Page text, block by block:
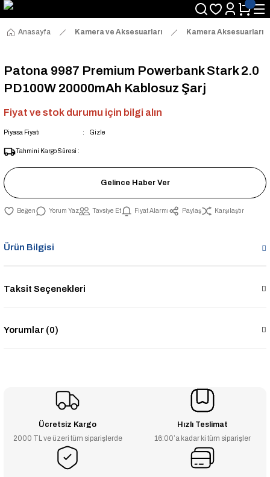
Anasayfa Kamera ve Aksesuarları Kamera Aksesuarları
Patona 9987 Premium Powerbank Stark 2.0
PD100W 20000mAh Kablosuz Şarj
Fiyat ve stok durumu için bilgi alın
Piyasa Fiyatı Gizle
Tahmini Kargo Süresi :
Gelince Haber Ver
Yorum Yaz Tavsiye Et Fiyat Alarmı Paylaş Karşılaştır
Ürün Bilgisi
Taksit Seçenekleri
Yorumlar (0)
Ücretsiz Kargo
2000 TL ve üzeri tüm siparişlerde
Hızlı Teslimat
16:00’a kadar ki tüm siparişler